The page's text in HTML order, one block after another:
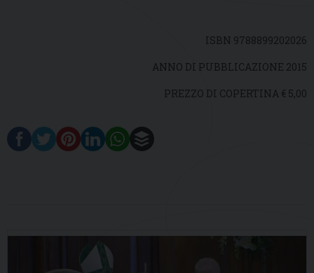
ISBN 9788899202026
ANNO DI PUBBLICAZIONE 2015
PREZZO DI COPERTINA € 5,00